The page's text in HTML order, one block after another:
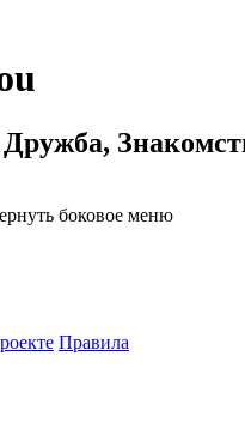
Правила